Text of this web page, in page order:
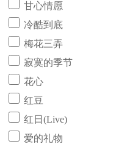
甘心情愿
冷酷到底
梅花三弄
寂寞的季节
花心
红豆
红日(Live)
爱的礼物